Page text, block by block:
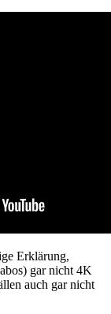
Erklärung,
gar nicht 4K
auch gar nicht